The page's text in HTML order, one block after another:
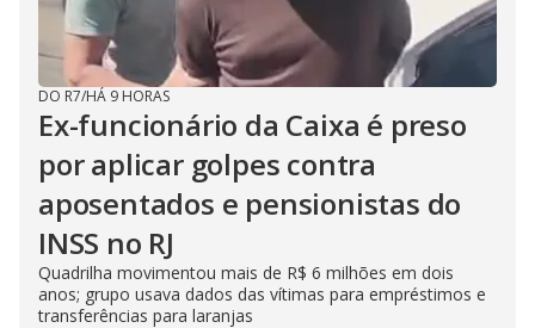
DO R7/HÁ 9 HORAS
Ex-funcionário da Caixa é preso
por aplicar golpes contra
aposentados e pensionistas do
INSS no RJ
Quadrilha movimentou mais de R$ 6 milhões em dois
anos; grupo usava dados das vítimas para empréstimos e
transferências para laranjas